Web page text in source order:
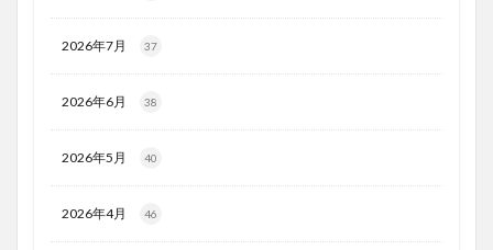
2026年7月 37
2026年6月 38
2026年5月 40
2026年4月 46